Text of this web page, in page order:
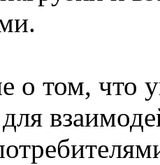
о том, что
для